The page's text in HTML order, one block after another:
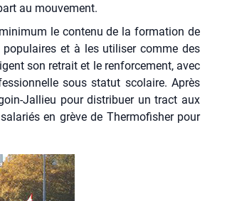
au mou­ve­ment.
le conte­nu de la for­ma­tion de
et à les uti­li­ser comme des
son retrait et le ren­for­ce­ment, avec
sous sta­tut sco­laire. Après
Jal­lieu pour dis­tri­buer un tract aux
en grève de Ther­mo­fi­sher pour